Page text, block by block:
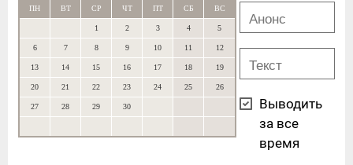
ПН ВТ СР ЧТ ПТ СБ ВС
1 2 3 4 5
6 7 8 9 10 11 12
13 14 15 16 17 18 19
20 21 22 23 24 25 26
27 28 29 30
Выводить
за все
время